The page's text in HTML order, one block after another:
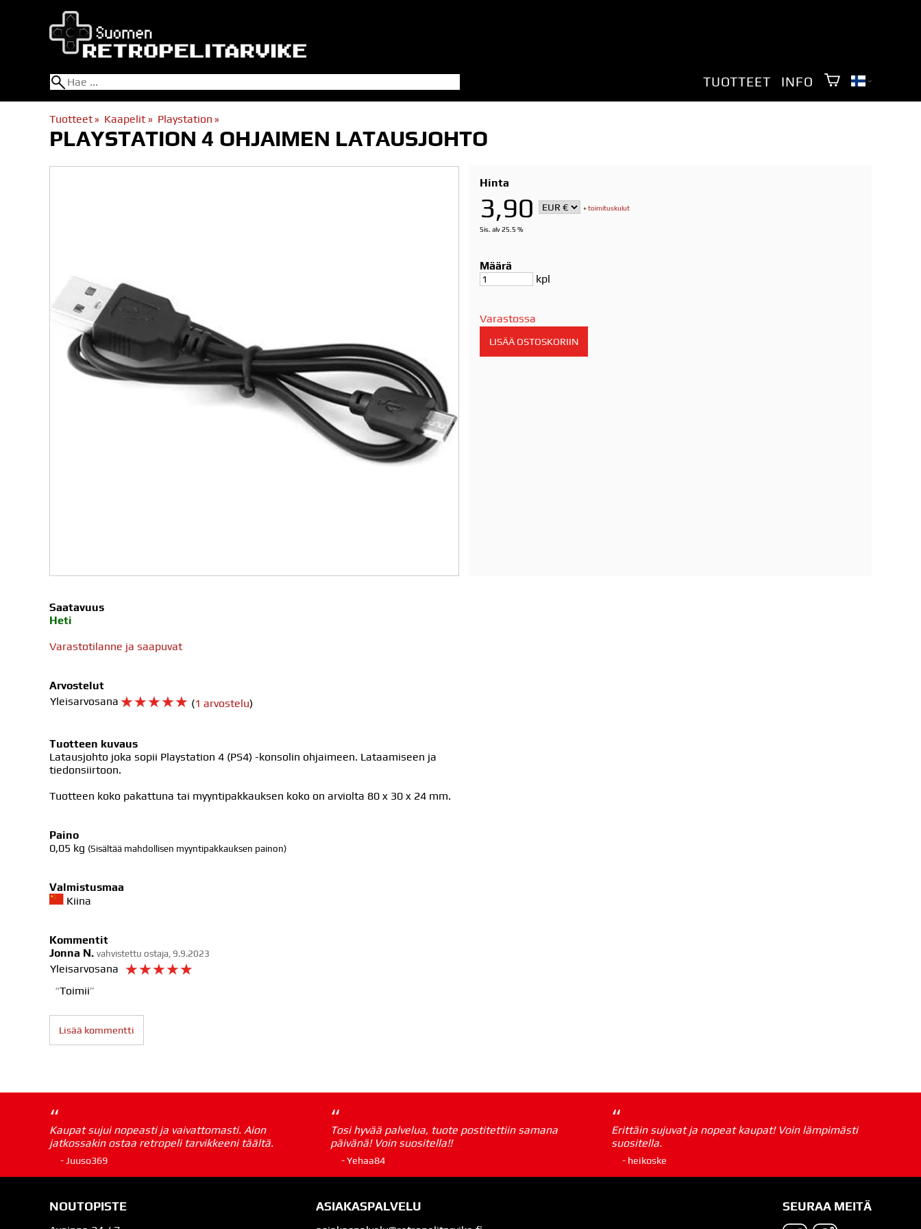
TUOTTEET INFO
Tuotteet‪» Kaapelit ‪» Playstation ‪»
PLAYSTATION 4 OHJAIMEN LATAUSJOHTO
Hinta
3,90 +toimituskulut
Sis. alv 25.5 %
Määrä
kpl
Varastossa
Saatavuus
Heti
Varastotilanne ja saapuvat
Arvostelut
Yleisarvosana ☆☆☆☆☆ (1 arvostelu)
Tuotteen kuvaus
Latausjohto joka sopii Playstation 4 (PS4) -konsolin ohjaimeen. Lataamiseen ja
tiedonsiirtoon.
Tuotteen koko pakattuna tai myyntipakkauksen koko on arviolta 80 x 30 x 24 mm.
Paino
0,05 kg (Sisältää mahdollisen myyntipakkauksen painon)
Valmistusmaa
Kiina
Kommentit
Jonna N. vahvistettu ostaja, 9.9.2023
Yleisarvosana ☆☆☆☆☆
Toimii
Lisää kommentti
“
Kaupat sujui nopeasti ja vaivattomasti. Aion
jatkossakin ostaa retropeli tarvikkeeni täältä.
- Juuso369
“
Tosi hyvää palvelua, tuote postitettiin samana
päivänä! Voin suositella!!
- Yehaa84
“
Erittäin sujuvat ja nopeat kaupat! Voin lämpimästi
suositella.
- heikoske
NOUTOPISTE ASIAKASPALVELU SEURAA MEITÄ